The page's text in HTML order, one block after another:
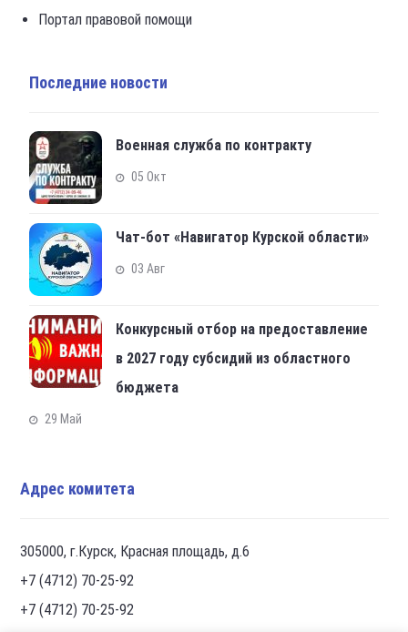
Портал правовой помощи
Последние новости
Военная служба по контракту
05 Окт
Чат-бот «Навигатор Курской области»
03 Авг
Конкурсный отбор на предоставление
в 2027 году субсидий из областного
бюджета
29 Май
Адрес комитета
305000, г.Курск, Красная площадь, д.6
+7 (4712) 70-25-92
+7 (4712) 70-25-92